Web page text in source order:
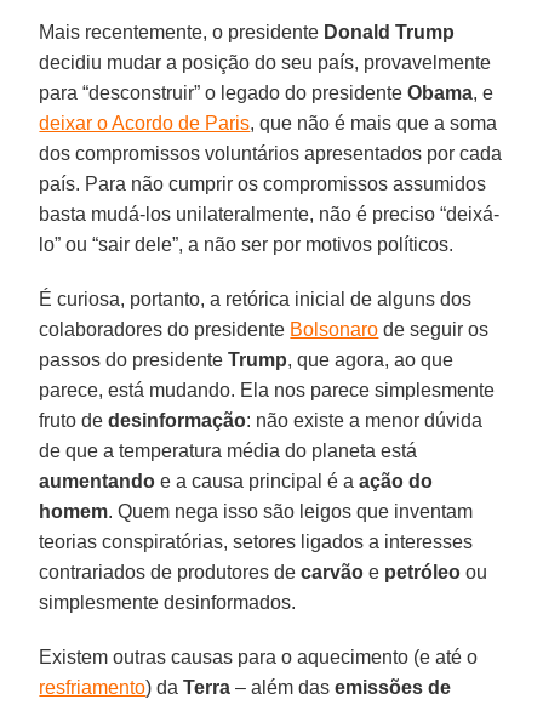
Mais recentemente, o presidente Donald Trump
decidiu mudar a posição do seu país, provavelmente
para “desconstruir” o legado do presidenteObama, e
deixar o Acordo de Paris, que não é mais que a soma
dos compromissos voluntários apresentados por cada
país. Para não cumprir os compromissos assumidos
basta mudá-los unilateralmente, não é preciso “deixá-
lo” ou “sair dele”, a não ser por motivos políticos.
É curiosa, portanto, a retórica inicial de alguns dos
colaboradores do presidente Bolsonaro de seguir os
passos do presidenteTrump, que agora, ao que
parece, está mudando. Ela nos parece simplesmente
fruto dedesinformação: não existe a menor dúvida
de que a temperatura média do planeta está
aumentando e a causa principal é aação do
homem. Quem nega isso são leigos que inventam
teorias conspiratórias, setores ligados a interesses
contrariados de produtores decarvão e petróleo ou
simplesmente desinformados.
Existem outras causas para o aquecimento (e até o
resfriamento) daTerra – além dasemissões de